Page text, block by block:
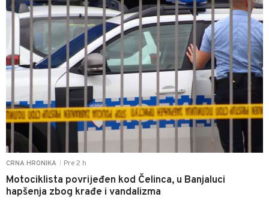
CRNA HRONIKA Pre 2 h
Motociklista povrijeđen kod Čelinca, u Banjaluci
hapšenja zbog krađe i vandalizma